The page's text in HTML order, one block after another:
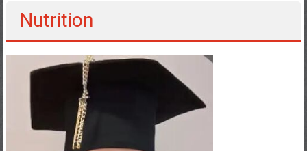
Nutrition